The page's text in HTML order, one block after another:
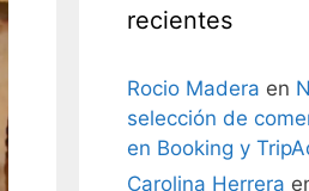
recientes
Rocio Madera en
selección de
en Booking y
Carolina Herrera